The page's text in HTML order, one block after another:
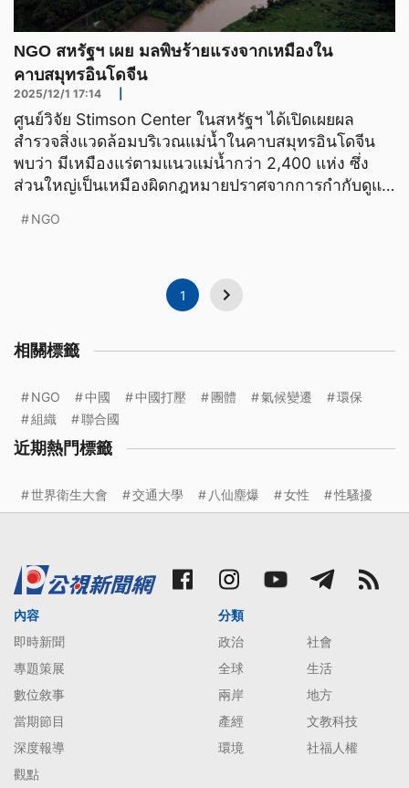
NGO สหรัฐฯ เผย มลพิษร้ายแรงจากเหมืองใน
คาบสมุทรอินโดจีน
2025/12/1 17:14
ศูนย์วิจัย Stimson Center ในสหรัฐฯ ได้เปิดเผยผล
สำรวจสิ่งแวดล้อมบริเวณแม่น้ำในคาบสมุทรอินโดจีน
พบว่า มีเหมืองแร่ตามแนวแม่น้ำกว่า 2,400 แห่ง ซึ่ง
ส่วนใหญ่เป็นเหมืองผิดกฎหมายปราศจากการกำกับดูแล
NGO
1
相關標籤
NGO 中國 中國打壓 團體 氣候變遷
環保
組織
聯合國
近期熱門標籤
世界衛生大會 交通大學 八仙塵爆 女性 性騷擾
內容
即時新聞
專題策展
數位敘事
當期節目
深度報導
觀點
分類
政治
社會
全球
生活
兩岸
地方
產經
文教科技
環境
社福人權